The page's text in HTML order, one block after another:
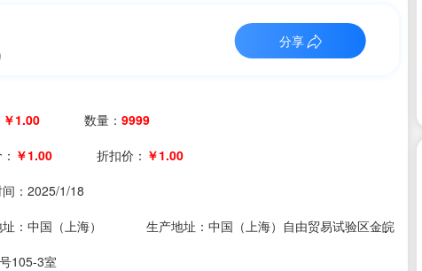
分享
￥1.00 数量：9999
￥1.00 折扣价： ￥1.00
：2025/1/18
：中国（上海）
生产地址：中国（上海）自由贸易试验区金皖
105-3室